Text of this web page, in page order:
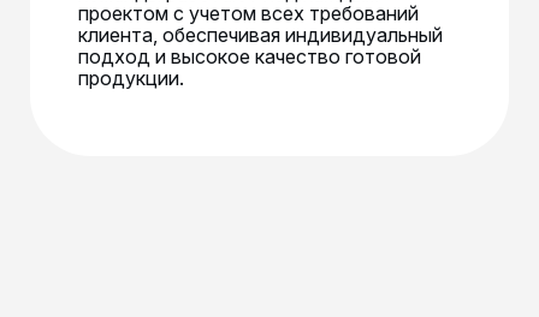
проектом с учетом всех требований
клиента, обеспечивая индивидуальный
подход и высокое качество готовой
продукции.